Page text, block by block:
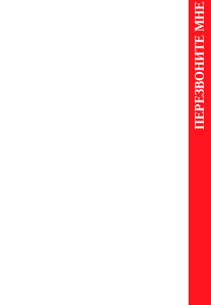
ПЕРЕЗВОНИТЕ МНЕ